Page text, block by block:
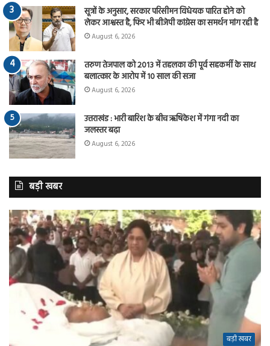
सूत्रों के अनुसार, सरकार परिसीमन विधेयक पारित होने को
लेकर आश्वस्त है, फिर भी बीजेपी कांग्रेस का समर्थन मांग रही है
August 6, 2026
तरुण तेजपाल को 2013 में तहलका की पूर्व सहकर्मी के साथ
बलात्कार के आरोप में 10 साल की सजा
August 6, 2026
उत्तराखंड : भारी बारिश के बीच ऋषिकेश में गंगा नदी का
जलस्तर बढ़ा
August 6, 2026
बड़ी खबर
बड़ी खबर